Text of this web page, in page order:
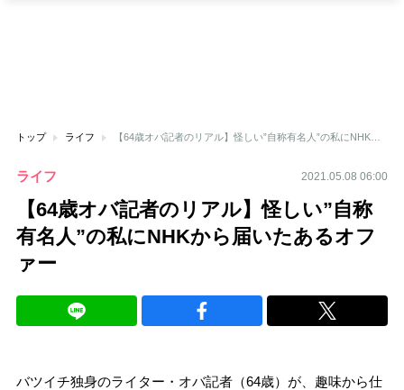
トップ ライフ 【64歳オバ記者のリアル】怪しい”自称有名人”の私にNHKから届いたあるオファー
ライフ 2021.05.08 06:00
【64歳オバ記者のリアル】怪しい”自称
有名人”の私にNHKから届いたあるオフ
ァー
バツイチ独身のライター・オバ記者（64歳）が、趣味から仕